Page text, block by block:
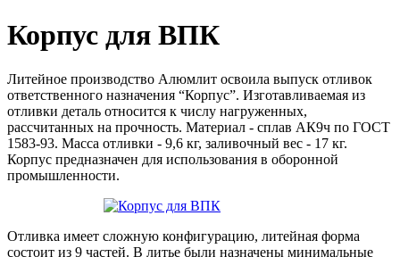
Корпус для ВПК
Литейное производство Алюмлит освоила выпуск отливок
ответственного назначения “Корпус”. Изготавливаемая из
отливки деталь относится к числу нагруженных,
рассчитанных на прочность. Материал - сплав АК9ч по ГОСТ
1583-93. Масса отливки - 9,6 кг, заливочный вес - 17 кг.
Корпус предназначен для использования в оборонной
промышленности.
Отливка имеет сложную конфигурацию, литейная форма
состоит из 9 частей. В литье были назначены минимальные